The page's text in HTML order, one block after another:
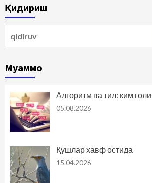
Қидириш
Муаммо
Алгоритм ва тил: ким
05.08.2026
Қушлар хавф остида
15.04.2026